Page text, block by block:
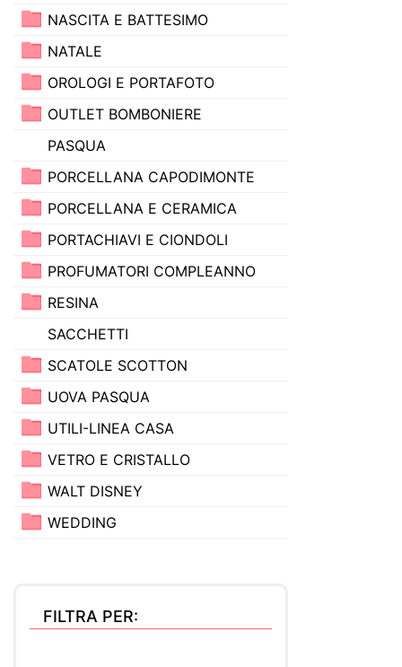
NASCITA E BATTESIMO
NATALE
OROLOGI E PORTAFOTO
OUTLET BOMBONIERE
PASQUA
PORCELLANA CAPODIMONTE
PORCELLANA E CERAMICA
PORTACHIAVI E CIONDOLI
PROFUMATORI COMPLEANNO
RESINA
SACCHETTI
SCATOLE SCOTTON
UOVA PASQUA
UTILI-LINEA CASA
VETRO E CRISTALLO
WALT DISNEY
WEDDING
FILTRA PER: